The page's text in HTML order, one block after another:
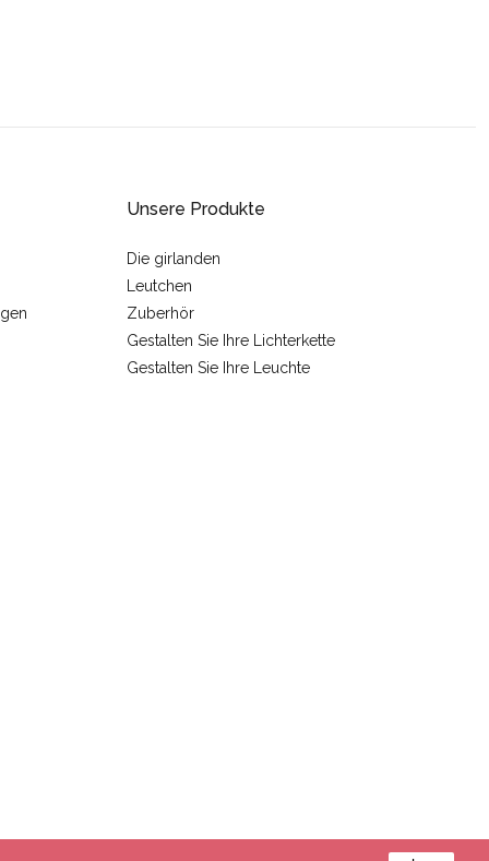
Unsere Produkte
Die girlanden
Leutchen
Zuberhör
Gestalten Sie Ihre Lichterkette
Gestalten Sie Ihre Leuchte